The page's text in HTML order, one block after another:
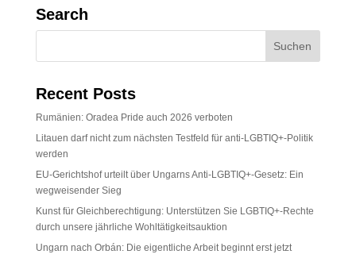
Search
Recent Posts
Rumänien: Oradea Pride auch 2026 verboten
Litauen darf nicht zum nächsten Testfeld für anti-LGBTIQ+-Politik
werden
EU-Gerichtshof urteilt über Ungarns Anti-LGBTIQ+-Gesetz: Ein
wegweisender Sieg
Kunst für Gleichberechtigung: Unterstützen Sie LGBTIQ+-Rechte
durch unsere jährliche Wohltätigkeitsauktion
Ungarn nach Orbán: Die eigentliche Arbeit beginnt erst jetzt